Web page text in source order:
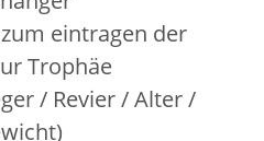
eintragen der
Trophäe
/ Revier / Alter /